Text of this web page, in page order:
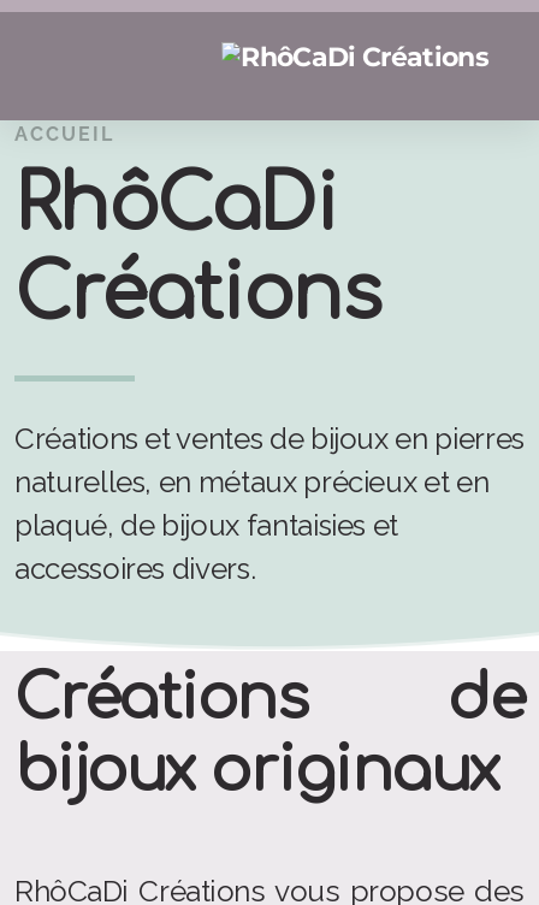
ACCUEIL
RhôCaDi
Créations
Créations et ventes de bijoux en pierres
naturelles, en métaux précieux et en
plaqué, de bijoux fantaisies et
accessoires divers.
Créations de
bijoux originaux
RhôCaDi Créations vous propose des